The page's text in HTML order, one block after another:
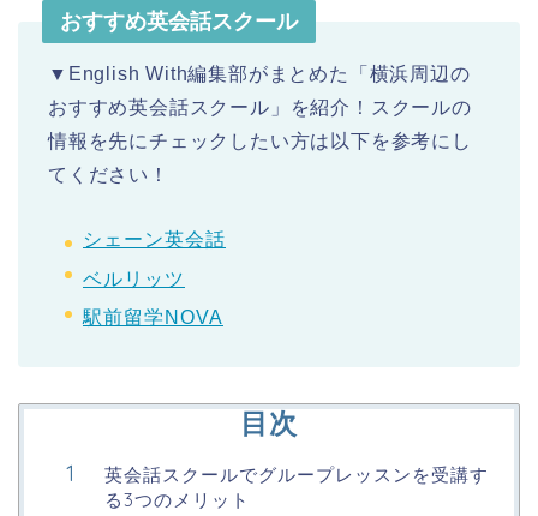
おすすめ英会話スクール
▼English With編集部がまとめた「横浜周辺の
おすすめ英会話スクール」を紹介！スクールの
情報を先にチェックしたい方は以下を参考にし
てください！
シェーン英会話
ベルリッツ
駅前留学NOVA
目次
英会話スクールでグループレッスンを受講す
る3つのメリット